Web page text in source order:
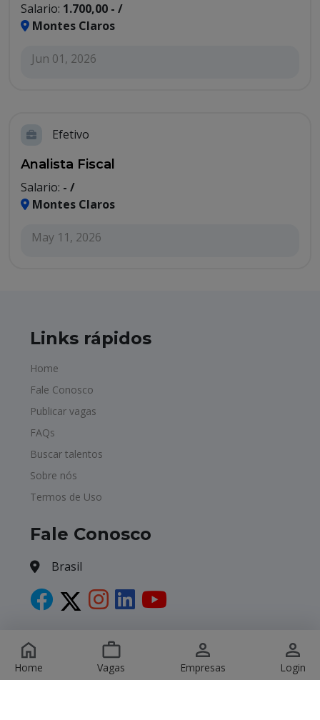
Home Vagas Empresas Login
Salario: 1.700,00 - /
Montes Claros
Jun 01, 2026
Efetivo
Analista Fiscal
Salario: - /
Montes Claros
May 11, 2026
Links rápidos
Home
Fale Conosco
Publicar vagas
FAQs
Buscar talentos
Sobre nós
Termos de Uso
Fale Conosco
Brasil
Copyright © 2026 Havagas. All Rights Reserved.